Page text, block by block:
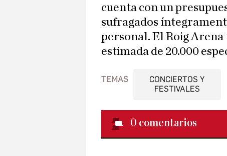
cuenta con un
sufragados
personal. El Roig
estimada de 20.000
TEMAS
CONCIERTOS Y
FESTIVALES
0 comentarios